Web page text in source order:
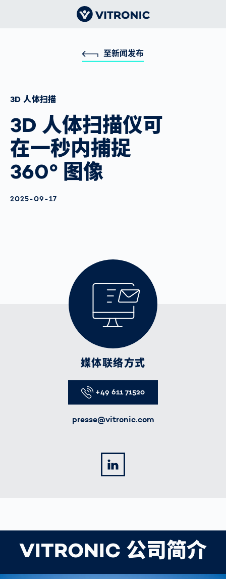
至新闻发布
3D 人体扫描
3D 人体扫描仪可
在一秒内捕捉
360° 图像
AKTUALISIERT AM:
2025-09-17
媒体联络方式
+49 611 71520
presse@vitronic.com
VITRONIC 公司简介